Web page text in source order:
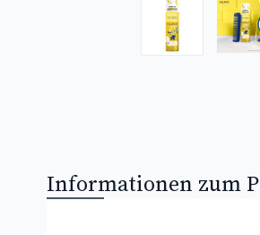
Informationen zum